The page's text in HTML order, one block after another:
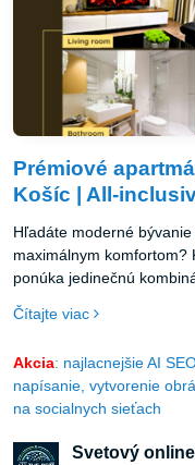
Prémiové
Košíc | All-
Hľadáte moderné
maximálnym komfortom?
ponúka jedinečnú
Čítajte viac
Akcia: najlacnejšie AI
napísanie, vytvorenie
na socialnych sieťach
Svetový